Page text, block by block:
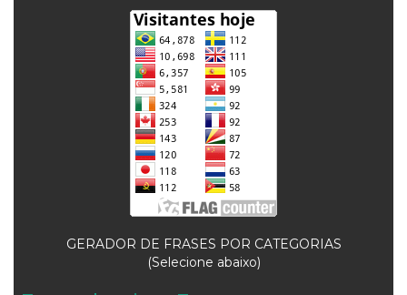
GERADOR DE FRASES POR CATEGORIAS
(Selecione abaixo)